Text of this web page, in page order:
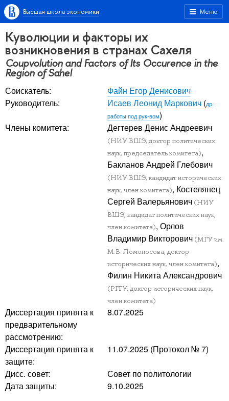
Меню
Высшая школа экономики
Куволюции и факторы их
возникновения в странах Сахеля
Coupvolution and Factors of Its Occurence in the
Region of Sahel
Соискатель:
Файн Егор Денисович
Руководитель:
Исаев Леонид Маркович (др.
работы под рук-вом)
Члены комитета:
Дегтерев Денис Андреевич
(НИУ ВШЭ, доктор политических
наук, председатель комитета),
Бакланов Андрей Глебович
(НИУ ВШЭ, кандидат исторических
наук, член комитета), Костелянец
Сергей Валерьянович (НИУ
ВШЭ, кандидат политических наук,
член комитета), Орлов
Владимир Викторович (МГУ им.
М.В. Ломоносова, доктор
исторических наук, член комитета),
Филин Никита Александрович
(РГГУ, доктор исторических наук,
член комитета)
Диссертация принята к
предварительному
рассмотрению:
8.07.2025
Диссертация принята к
защите:
11.07.2025 (Протокол № 7)
Дисс. совет:
Совет по политологии
Дата защиты:
9.10.2025